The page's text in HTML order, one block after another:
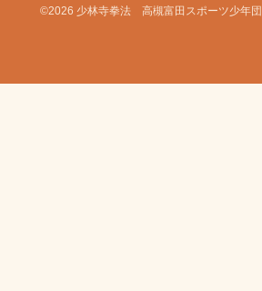
©2026 少林寺拳法 高槻富田スポーツ少年団